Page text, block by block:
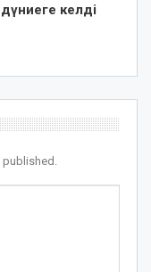
келді